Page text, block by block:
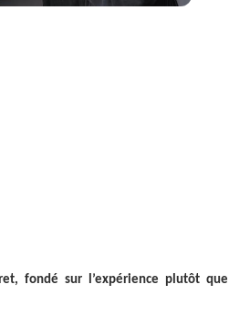
fondé sur l’expérience plutôt que